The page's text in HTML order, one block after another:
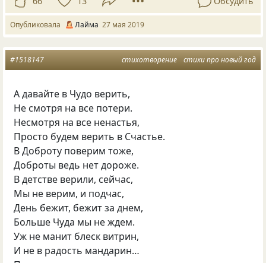
Опубликовала Лайма 27 мая 2019
стихотворение стихи про новый год
#1518147
А давайте в Чудо верить,
Не смотря на все потери.
Несмотря на все ненастья,
Просто будем верить в Счастье.
В Доброту поверим тоже,
Доброты ведь нет дороже.
В детстве верили, сейчас,
Мы не верим, и подчас,
День бежит, бежит за днем,
Больше Чуда мы не ждем.
Уж не манит блеск витрин,
И не в радость мандарин…